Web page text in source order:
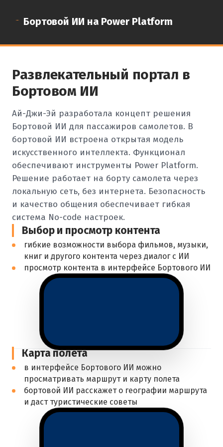
Бортовой ИИ на Power Platform
Развлекательный портал в
Бортовом ИИ
Ай-Джи-Эй разработала концепт решения
Бортовой ИИ для пассажиров самолетов. В
бортовой ИИ встроена открытая модель
искусственного интеллекта. Функционал
обеспечивают инструменты Power Platform.
Решение работает на борту самолета через
локальную сеть, без интернета. Безопасность
и качество общения обеспечивает гибкая
система No-code настроек.
Выбор и просмотр контента
гибкие возможности выбора фильмов, музыки,
книг и другого контента через диалог с ИИ
просмотр контента в интерфейсе Бортового ИИ
Карта полёта
в интерфейсе Бортового ИИ можно
просматривать маршрут и карту полета
бортовой ИИ расскажет о географии маршрута
и даст туристические советы